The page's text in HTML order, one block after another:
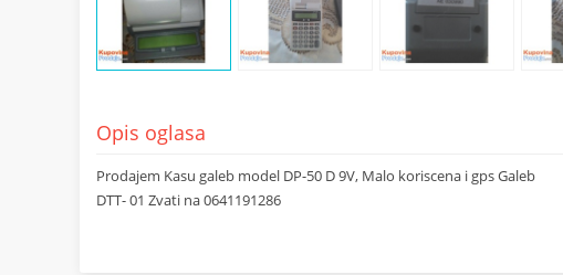
Opis oglasa
Prodajem Kasu galeb model DP-50 D 9V, Malo koriscena i gps Galeb
DTT- 01 Zvati na 0641191286